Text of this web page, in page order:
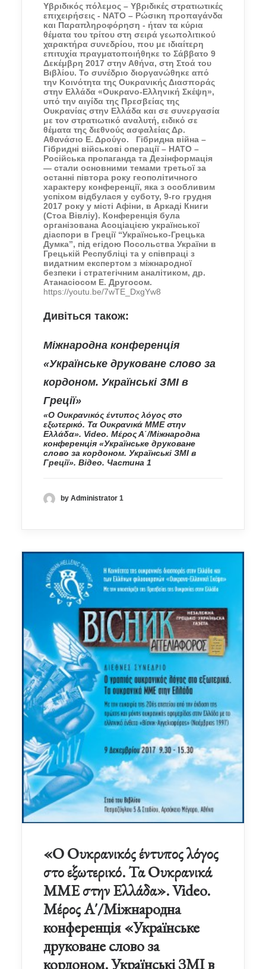
Υβριδικός πόλεμος – Υβριδικές στρατιωτικές
επιχειρήσεις - ΝΑΤΟ – Ρώσικη προπαγάνδα
και Παραπληροφόρηση - ήταν τα κύρια
θέματα του τρίτου στη σειρά γεωπολιτικού
χαρακτήρα συνεδρίου, που με ιδιαίτερη
επιτυχία πραγματοποιήθηκε το Σάββατο 9
Δεκέμβρη 2017 στην Αθήνα, στη Στοά του
Βιβλίου. Το συνέδριο διοργανώθηκε από
την Κοινότητα της Ουκρανικής Διασποράς
στην Ελλάδα «Ουκρανο-Ελληνική Σκέψη»,
υπό την αιγίδα της Πρεσβείας της
Ουκρανίας στην Ελλάδα και σε συνεργασία
με τον στρατιωτικό αναλυτή, ειδικό σε
θέματα της διεθνούς ασφαλείας Δρ.
Αθανάσιο Ε. Δρούγο.
Гібридна війна –
Гібридні військові операції – НАТО –
Російська пропаганда та Дезінформація
— стали основними темами третьої за
останні півтора року геополітичного
характеру конференції, яка з особливим
успіхом відбулася у суботу, 9-го грудня
2017 року у місті Афіни, в Аркаді Книги
(Стоа Вівліу). Конференція була
організована Асоціацією української
діаспори в Греції “Українсько-Грецька
Думка”, під егідою Посольства України в
Грецькій Республіці та у співпраці з
видатним експертом з міжнародної
безпеки і стратегічним аналітиком, др.
Атанасіосом Е. Другосом.
https://youtu.be/7wTE_DxgYw8
Дивіться також:
Міжнародна конференція
«Українське друковане слово за
кордоном. Українські ЗМІ в
Греції»
«Ο Ουκρανικός έντυπος λόγος στο
εξωτερικό. Τα Ουκρανικά ΜΜΕ στην
Ελλάδα». Video. Μέρος Α΄/Міжнародна
конференція «Українське друковане
слово за кордоном. Українські ЗМІ в
Греції». Відео. Частина 1
by Administrator 1
«Ο Ουκρανικός έντυπος λόγος
στο εξωτερικό. Τα Ουκρανικά
ΜΜΕ στην Ελλάδα». Video.
Μέρος Α΄/Міжнародна
конференція «Українське
друковане слово за
кордоном. Українські ЗМІ в